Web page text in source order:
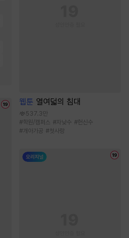
웹툰 열여덟의 침대
537.3만
#학원/캠퍼스 #자낮수 #헌신수
#개아가공 #첫사랑